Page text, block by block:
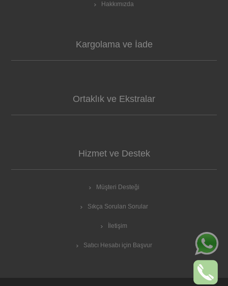
Hakkımızda
Kargolama ve İade
Ortaklık ve Ekstralar
Hizmet ve Destek
Müşteri Desteği
Sıkça Sorulan Sorular
İletişim
Satıcı Hesabı için Başvur